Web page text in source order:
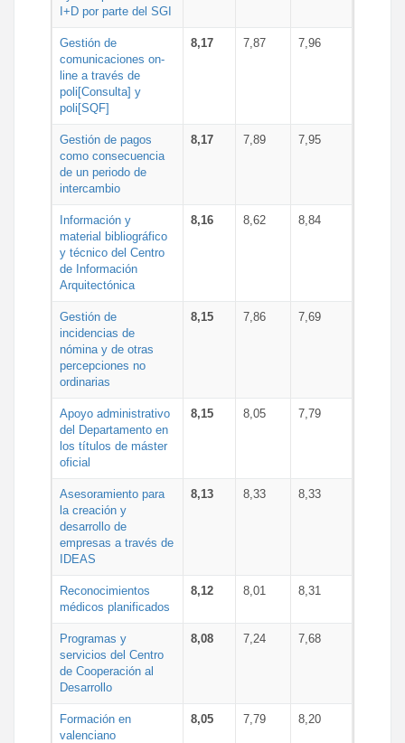
I+D por parte del SGI
Gestión de
comunicaciones on-
line a través de
poli[Consulta] y
poli[SQF]
8,17 7,87 7,96
Gestión de pagos
como consecuencia
de un periodo de
intercambio
8,17 7,89 7,95
Información y
material bibliográfico
y técnico del Centro
de Información
Arquitectónica
8,16 8,62 8,84
Gestión de
incidencias de
nómina y de otras
percepciones no
ordinarias
8,15 7,86 7,69
Apoyo administrativo
del Departamento en
los títulos de máster
oficial
8,15 8,05 7,79
Asesoramiento para
la creación y
desarrollo de
empresas a través de
IDEAS
8,13 8,33 8,33
Reconocimientos
médicos planificados
8,12 8,01 8,31
Programas y
servicios del Centro
de Cooperación al
Desarrollo
8,08 7,24 7,68
Formación en
valenciano
8,05 7,79 8,20